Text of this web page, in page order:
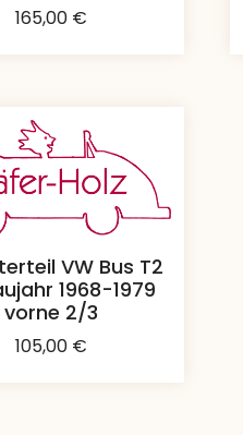
165,00 €
VW Bus T2
1968-1979
vorne 2/3
105,00 €